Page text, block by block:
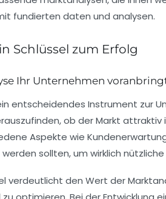
Schlüssel zum Erfolg
Ihr Unternehmen
entscheidendes Instrument zur
ob der Markt attraktiv
Aspekte wie
sollten, um wirklich nützliche
verdeutlicht den Wert der